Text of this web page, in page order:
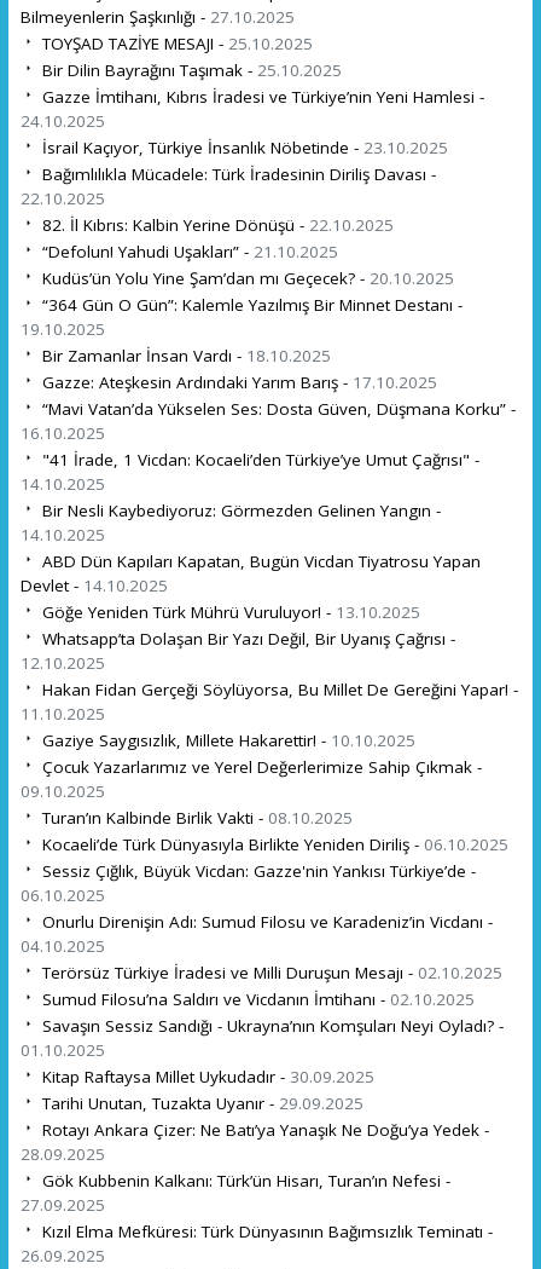
Bilmeyenlerin Şaşkınlığı - 27.10.2025
TOYŞAD TAZİYE MESAJI - 25.10.2025
Bir Dilin Bayrağını Taşımak - 25.10.2025
Gazze İmtihanı, Kıbrıs İradesi ve Türkiye’nin Yeni Hamlesi -
24.10.2025
İsrail Kaçıyor, Türkiye İnsanlık Nöbetinde - 23.10.2025
Bağımlılıkla Mücadele: Türk İradesinin Diriliş Davası -
22.10.2025
82. İl Kıbrıs: Kalbin Yerine Dönüşü - 22.10.2025
“Defolun! Yahudi Uşakları” - 21.10.2025
Kudüs’ün Yolu Yine Şam’dan mı Geçecek? - 20.10.2025
“364 Gün O Gün”: Kalemle Yazılmış Bir Minnet Destanı -
19.10.2025
Bir Zamanlar İnsan Vardı - 18.10.2025
Gazze: Ateşkesin Ardındaki Yarım Barış - 17.10.2025
“Mavi Vatan’da Yükselen Ses: Dosta Güven, Düşmana Korku” -
16.10.2025
"41 İrade, 1 Vicdan: Kocaeli’den Türkiye’ye Umut Çağrısı" -
14.10.2025
Bir Nesli Kaybediyoruz: Görmezden Gelinen Yangın -
14.10.2025
ABD Dün Kapıları Kapatan, Bugün Vicdan Tiyatrosu Yapan
Devlet - 14.10.2025
Göğe Yeniden Türk Mührü Vuruluyor! - 13.10.2025
Whatsapp’ta Dolaşan Bir Yazı Değil, Bir Uyanış Çağrısı -
12.10.2025
Hakan Fidan Gerçeği Söylüyorsa, Bu Millet De Gereğini Yapar! -
11.10.2025
Gaziye Saygısızlık, Millete Hakarettir! - 10.10.2025
Çocuk Yazarlarımız ve Yerel Değerlerimize Sahip Çıkmak -
09.10.2025
Turan’ın Kalbinde Birlik Vakti - 08.10.2025
Kocaeli’de Türk Dünyasıyla Birlikte Yeniden Diriliş - 06.10.2025
Sessiz Çığlık, Büyük Vicdan: Gazze'nin Yankısı Türkiye’de -
06.10.2025
Onurlu Direnişin Adı: Sumud Filosu ve Karadeniz’in Vicdanı -
04.10.2025
Terörsüz Türkiye İradesi ve Milli Duruşun Mesajı - 02.10.2025
Sumud Filosu’na Saldırı ve Vicdanın İmtihanı - 02.10.2025
Savaşın Sessiz Sandığı - Ukrayna’nın Komşuları Neyi Oyladı? -
01.10.2025
Kitap Raftaysa Millet Uykudadır - 30.09.2025
Tarihi Unutan, Tuzakta Uyanır - 29.09.2025
Rotayı Ankara Çizer: Ne Batı’ya Yanaşık Ne Doğu’ya Yedek -
28.09.2025
Gök Kubbenin Kalkanı: Türk’ün Hisarı, Turan’ın Nefesi -
27.09.2025
Kızıl Elma Mefküresi: Türk Dünyasının Bağımsızlık Teminatı -
26.09.2025